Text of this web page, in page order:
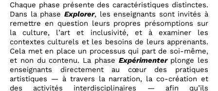
Chaque phase présente des caractéristiques distinctes.
Dans la phase Explorer, les enseignants sont invités à
remettre en question leurs propres présomptions sur
la culture, l’art et inclusivité, et à examiner les
contextes culturels et les besoins de leurs apprenants.
Cela met en place un processus qui part de soi-même,
et non du contenu. La phase Expérimenterplonge les
enseignants directement au cœur des pratiques
artistiques — à travers la narration, la co-création et
des activités interdisciplinaires — afin qu’ils